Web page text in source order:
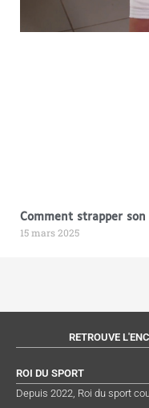
Comment strapper
15 mars 2025
RETROUVE
ROI DU SPORT
Depuis 2022, Roi du sport